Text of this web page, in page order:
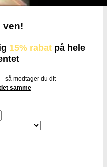
ven!
15% rabat på hele
så modtager du dit
samme